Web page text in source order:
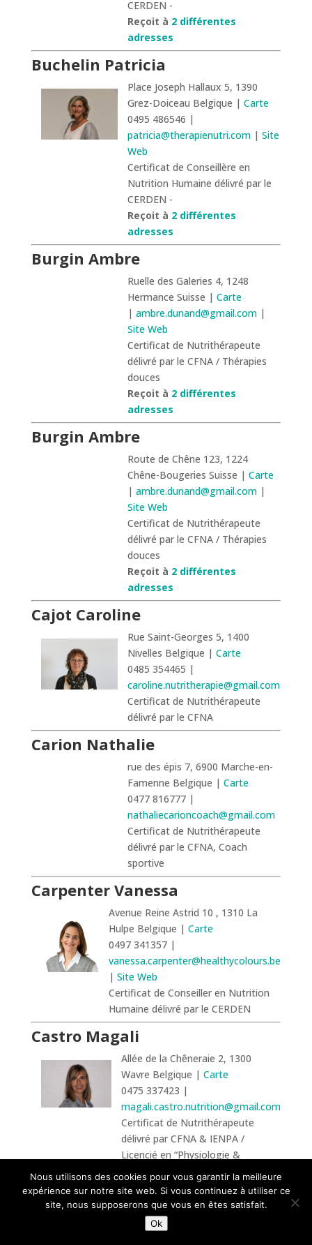
CERDEN -
Reçoit à 2 différentes
adresses
Buchelin Patricia
Place Joseph Hallaux 5, 1390
Grez-Doiceau Belgique | Carte
0495 486546 |
patricia@therapienutri.com| Site
Web
Certificat de Conseillère en
Nutrition Humaine délivré par le
CERDEN -
Reçoit à 2 différentes
adresses
Burgin Ambre
Ruelle des Galeries 4, 1248
Hermance Suisse | Carte
| ambre.dunand@gmail.com|
Site Web
Certificat de Nutrithérapeute
délivré par le CFNA / Thérapies
douces
Reçoit à 2 différentes
adresses
Burgin Ambre
Route de Chêne 123, 1224
Chêne-Bougeries Suisse | Carte
| ambre.dunand@gmail.com|
Site Web
Certificat de Nutrithérapeute
délivré par le CFNA / Thérapies
douces
Reçoit à 2 différentes
adresses
Cajot Caroline
Rue Saint-Georges 5, 1400
Nivelles Belgique | Carte
0485 354465 |
caroline.nutritherapie@gmail.com
Certificat de Nutrithérapeute
délivré par le CFNA
Carion Nathalie
rue des épis 7, 6900 Marche-en-
Famenne Belgique | Carte
0477 816777 |
nathaliecarioncoach@gmail.com
Certificat de Nutrithérapeute
délivré par le CFNA, Coach
sportive
Carpenter Vanessa
Avenue Reine Astrid 10 , 1310 La
Hulpe Belgique |Carte
0497 341357 |
vanessa.carpenter@healthycolours.be
|Site Web
Certificat de Conseiller en Nutrition
Humaine délivré par le CERDEN
Castro Magali
Allée de la Chêneraie 2, 1300
Wavre Belgique |Carte
0475 337423 |
magali.castro.nutrition@gmail.com
Certificat de Nutrithérapeute
délivré par CFNA & IENPA /
Licencié en “Physiologie &
Micronutrition” / Licence en
Sciences de la Santé Publique
(UCL) / Graduat en Diététique
(Paul Lambin, IPL)
Nous utilisons des cookies pour vous garantir la meilleure
expérience sur notre site web. Si vous continuez à utiliser ce
site, nous supposerons que vous en êtes satisfait.
Ok